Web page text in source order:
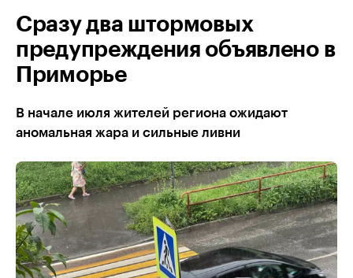
Сразу два штормовых
предупреждения объявлено в
Приморье
В начале июля жителей региона ожидают
аномальная жара и сильные ливни